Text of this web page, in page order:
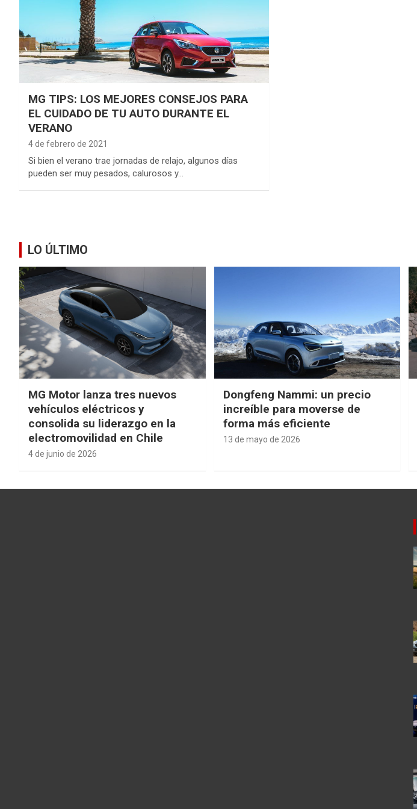
MG TIPS: LOS MEJORES CONSEJOS PARA
EL CUIDADO DE TU AUTO DURANTE EL
VERANO
4 de febrero de 2021
Si bien el verano trae jornadas de relajo, algunos días
pueden ser muy pesados, calurosos y…
LO ÚLTIMO
MG Motor lanza tres nuevos
vehículos eléctricos y
consolida su liderazgo en la
electromovilidad en Chile
4 de junio de 2026
Dongfeng Nammi: un precio
increíble para moverse de
forma más eficiente
13 de mayo de 2026